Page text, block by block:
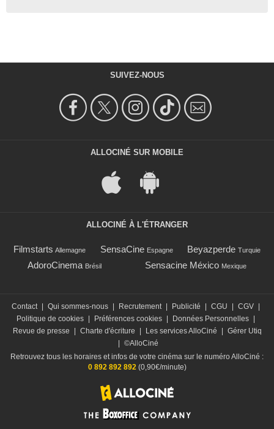
SUIVEZ-NOUS
ALLOCINÉ SUR MOBILE
ALLOCINÉ À L'ÉTRANGER
Filmstarts Allemagne SensaCine Espagne Beyazperde Turquie
AdoroCinema Brésil Sensacine México Mexique
Contact Qui sommes-nous Recrutement Publicité CGU CGV
Politique de cookies
Préférences cookies Données Personnelles
Revue de presse
Charte d'écriture Les services AlloCiné
Gérer Utiq
©AlloCiné
Retrouvez tous les horaires et infos de votre cinéma sur le numéro AlloCiné :
0 892 892 892(0,90€/minute)